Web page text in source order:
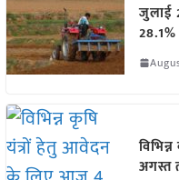
जुलाई
अगस्त